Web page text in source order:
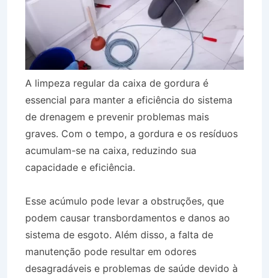
A limpeza regular da caixa de gordura é
essencial para manter a eficiência do sistema
de drenagem e prevenir problemas mais
graves. Com o tempo, a gordura e os resíduos
acumulam-se na caixa, reduzindo sua
capacidade e eficiência.
Esse acúmulo pode levar a obstruções, que
podem causar transbordamentos e danos ao
sistema de esgoto. Além disso, a falta de
manutenção pode resultar em odores
desagradáveis e problemas de saúde devido à